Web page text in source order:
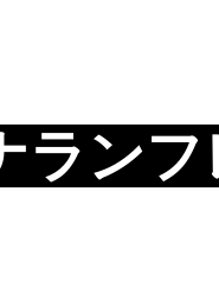
ンフ